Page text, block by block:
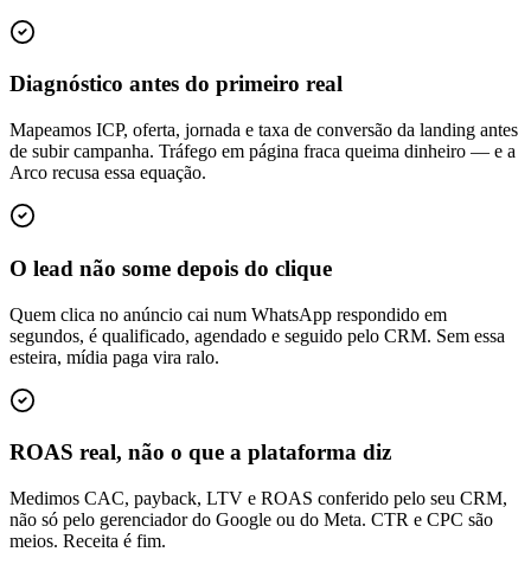
Diagnóstico antes do primeiro real
Mapeamos ICP, oferta, jornada e taxa de conversão da landing antes
de subir campanha. Tráfego em página fraca queima dinheiro — e a
Arco recusa essa equação.
O lead não some depois do clique
Quem clica no anúncio cai num WhatsApp respondido em
segundos, é qualificado, agendado e seguido pelo CRM. Sem essa
esteira, mídia paga vira ralo.
ROAS real, não o que a plataforma diz
Medimos CAC, payback, LTV e ROAS conferido pelo seu CRM,
não só pelo gerenciador do Google ou do Meta. CTR e CPC são
meios. Receita é fim.